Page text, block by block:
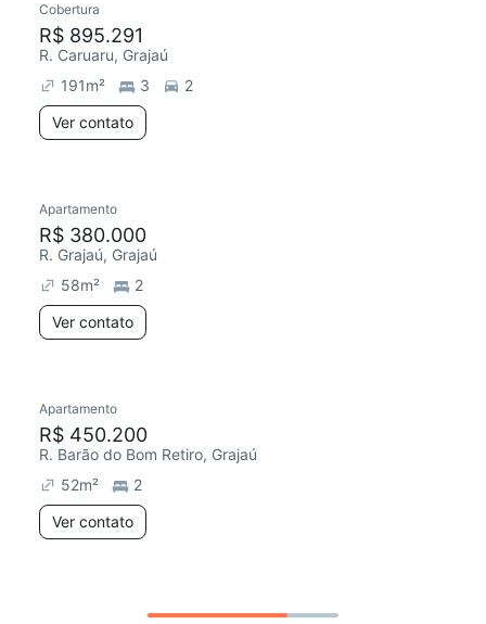
Cobertura
R$ 895.291
R. Caruaru, Grajaú
191m² 3
2
Ver contato
Apartamento
R$ 380.000
R. Grajaú, Grajaú
58m²
2
Ver contato
Apartamento
R$ 450.200
R. Barão do Bom Retiro, Grajaú
52m²
2
Ver contato